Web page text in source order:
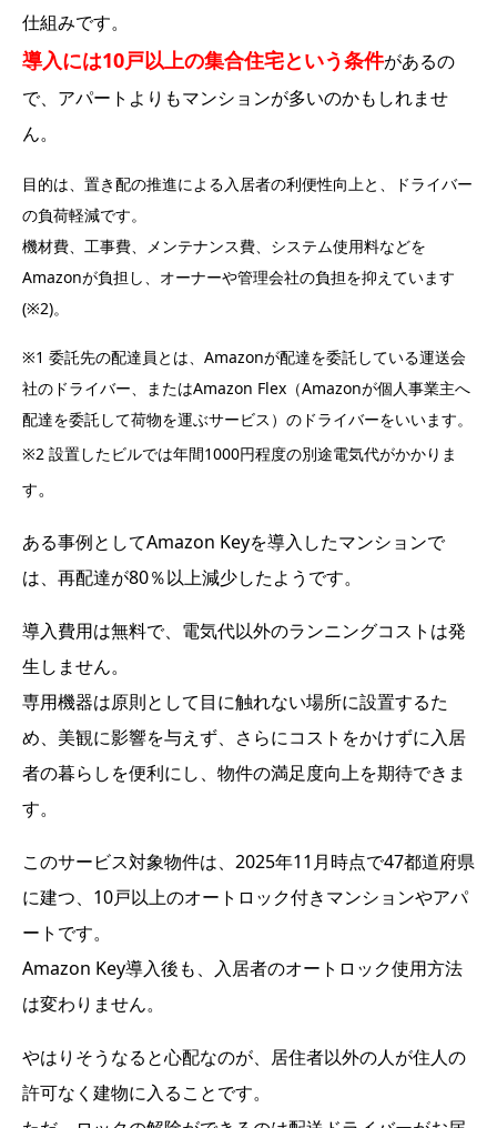
仕組みです。
導入には10戸以上の集合住宅という条件があるの
で、アパートよりもマンションが多いのかもしれませ
ん。
目的は、置き配の推進による入居者の利便性向上と、ドライバー
の負荷軽減です。
機材費、工事費、メンテナンス費、システム使用料などを
Amazonが負担し、オーナーや管理会社の負担を抑えています
(※2)。
※1 委託先の配達員とは、Amazonが配達を委託している運送会
社のドライバー、またはAmazon Flex（Amazonが個人事業主へ
配達を委託して荷物を運ぶサービス）のドライバーをいいます。
※2 設置したビルでは年間1000円程度の別途電気代がかかりま
す。
ある事例としてAmazon Keyを導入したマンションで
は、再配達が80％以上減少したようです。
導入費用は無料で、電気代以外のランニングコストは発
生しません。
専用機器は原則として目に触れない場所に設置するた
め、美観に影響を与えず、さらにコストをかけずに入居
者の暮らしを便利にし、物件の満足度向上を期待できま
す。
このサービス対象物件は、2025年11月時点で47都道府県
に建つ、10戸以上のオートロック付きマンションやアパ
ートです。
Amazon Key導入後も、入居者のオートロック使用方法
は変わりません。
やはりそうなると心配なのが、居住者以外の人が住人の
許可なく建物に入ることです。